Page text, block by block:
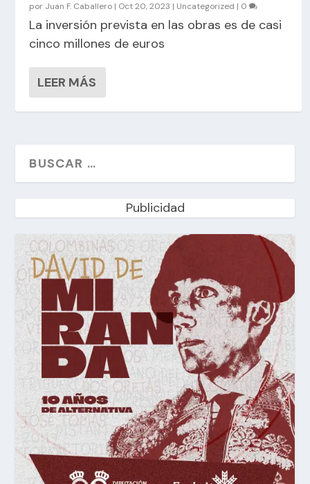
por Juan F. Caballero | Oct 20, 2023 | Uncategorized | 0
La inversión prevista en las obras es de casi
cinco millones de euros
LEER MÁS
Publicidad